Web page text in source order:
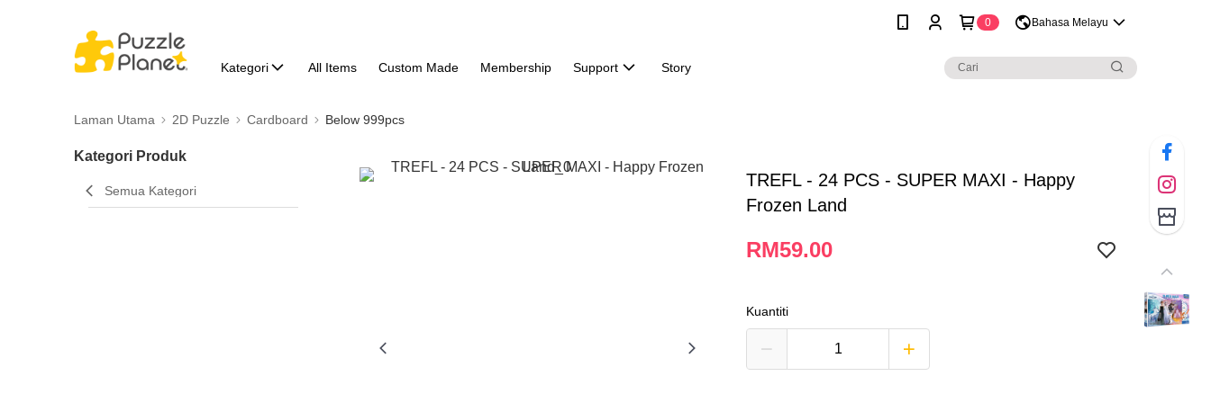
0 Bahasa Melayu
Kategori All Items Custom Made Membership Support Story
Laman Utama 2D Puzzle Cardboard Below 999pcs
Kategori Produk
Semua Kategori
TREFL - 24 PCS - SUPER MAXI - Happy
Frozen Land
RM59.00
Kuantiti